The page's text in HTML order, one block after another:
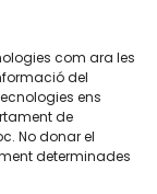
com ara les
del
ens
de
No donar el
determinades